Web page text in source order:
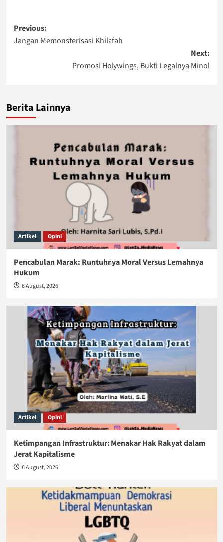
Post
navigation
Previous:
Jangan Memonsterisasi Khilafah
Next:
Promosi Holywings, Bukti Legalnya Minol
Berita Lainnya
Artikel Opini
Pencabulan Marak: Runtuhnya Moral Versus Lemahnya
Hukum
6 August, 2026
Artikel Opini
Ketimpangan Infrastruktur: Menakar Hak Rakyat dalam
Jerat Kapitalisme
6 August, 2026